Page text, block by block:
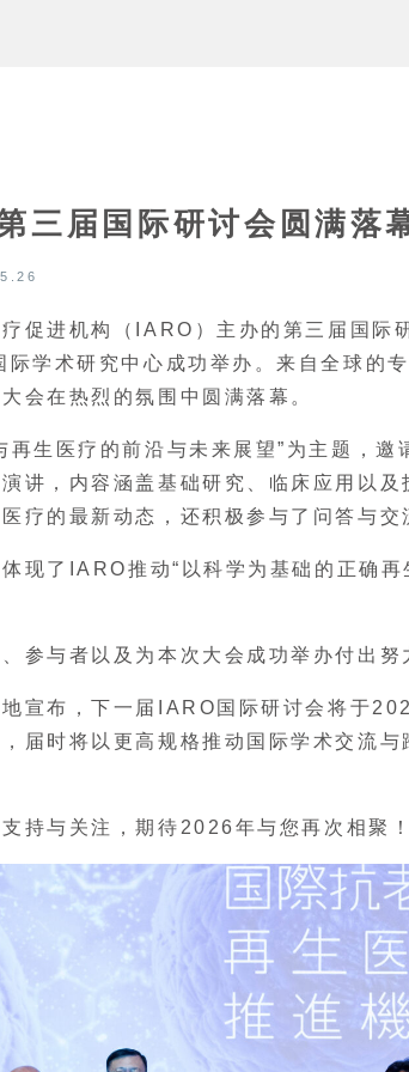
三届国际研讨会圆满落
疗促进机构（IARO）主办的第三届国
际学术研究中心成功举办。来自全球的
会在热烈的氛围中圆满落幕。
再生医疗的前沿与未来展望”为主题，
讲，内容涵盖基础研究、临床应用以
疗的最新动态，还积极参与了问答与交
现了IARO推动“以科学为基础的正确
参与者以及为本次大会成功举办付出努
宣布，下一届IARO国际研讨会将于
届时将以更高规格推动国际学术交流
持与关注，期待2026年与您再次相聚！